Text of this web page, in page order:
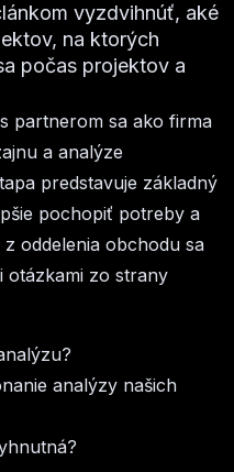
vyzdvihnúť, aké
na ktorých
počas projektov a
partnerom sa ako firma
a analýze
predstavuje základný
pochopiť potreby a
oddelenia obchodu sa
otázkami zo strany
analýzy našich